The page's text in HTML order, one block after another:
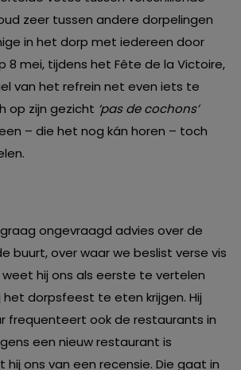
zeer tussen andere dorpelingen
in het dorp met iedereen door
8 mei, tijdens het Fête de la Victoire,
van het refrein net even iets te
op zijn gezicht ‘pas de cochons’
– die het nog kán horen – toch
ongevraagd advies over de
buurt, over waar we beslist verse vis
hij ons als eerste te vertelen
dorpsfeest te eten krijgen. Hij
frequenteert ook de restaurants in
een nieuw restaurant is
hij ons van een recensie. Die gaat in